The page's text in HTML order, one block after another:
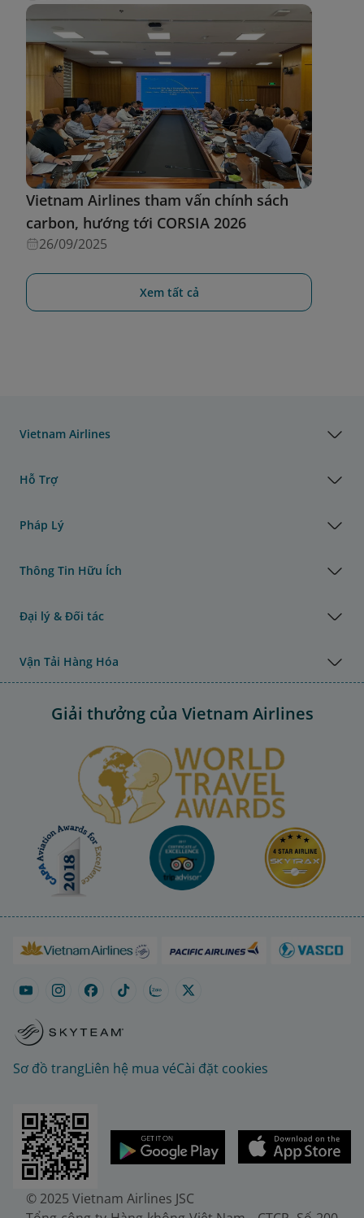
Vietnam Airlines tham vấn chính sách
carbon, hướng tới CORSIA 2026
26/09/2025
Xem tất cả
Vietnam Airlines
Hỗ Trợ
Pháp Lý
Thông Tin Hữu Ích
Đại lý & Đối tác
Vận Tải Hàng Hóa
Giải thưởng của Vietnam Airlines
Sơ đồ trangLiên hệ mua véCài đặt cookies
© 2025 Vietnam Airlines JSC